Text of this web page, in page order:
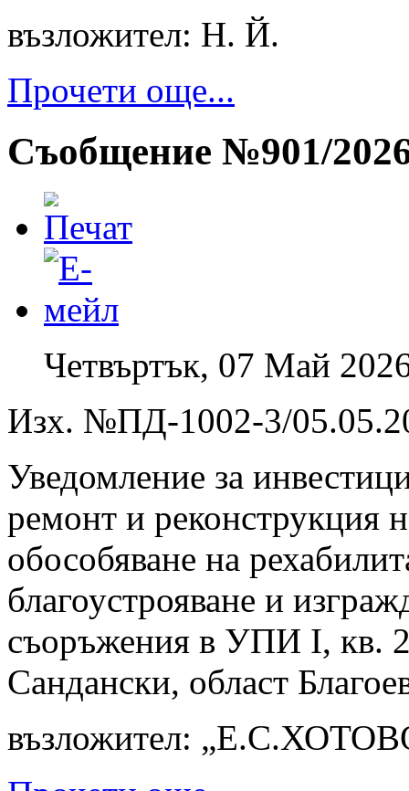
възложител: Н. Й.
Прочети още...
Съобщение №901/
Четвъртък, 07 Май
Изх. №ПД-1002-3/
Уведомление за
ремонт и реконструкция
обособяване на
благоустрояване и
съоръжения в УПИ І, кв.
Сандански, област
възложител: